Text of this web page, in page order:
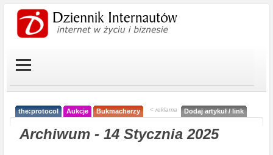
the:protocol Aukcje Bukmacherzy < reklama Dodaj artykuł / link
Archiwum - 14 Stycznia 2025